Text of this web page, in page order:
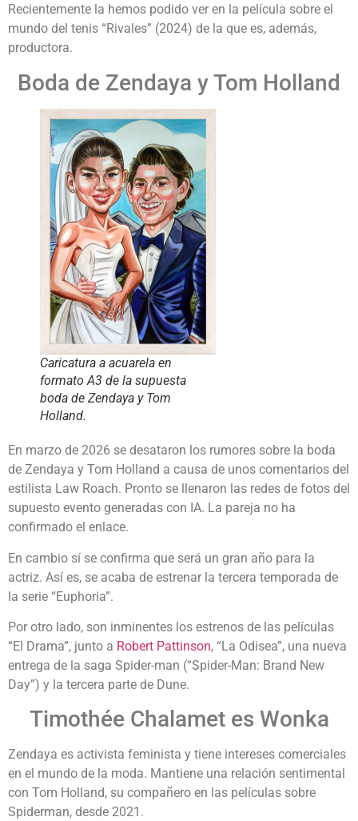
Recientemente la hemos podido ver en la película sobre el
mundo del tenis “Rivales” (2024) de la que es, además,
productora.
Boda de Zendaya y Tom Holland
Caricatura a acuarela en
formato A3 de la supuesta
boda de Zendaya y Tom
Holland.
En marzo de 2026 se desataron los rumores sobre la boda
de Zendaya y Tom Holland a causa de unos comentarios del
estilista Law Roach. Pronto se llenaron las redes de fotos del
supuesto evento generadas con IA. La pareja no ha
confirmado el enlace.
En cambio sí se confirma que será un gran año para la
actriz. Así es, se acaba de estrenar la tercera temporada de
la serie “Euphoria”.
Por otro lado, son inminentes los estrenos de las películas
“El Drama”, junto a Robert Pattinson, “La Odisea”, una nueva
entrega de la saga Spider-man (“Spider-Man: Brand New
Day”) y la tercera parte de Dune.
Timothée Chalamet es Wonka
Zendaya es activista feminista y tiene intereses comerciales
en el mundo de la moda. Mantiene una relación sentimental
con Tom Holland, su compañero en las películas sobre
Spiderman, desde 2021.